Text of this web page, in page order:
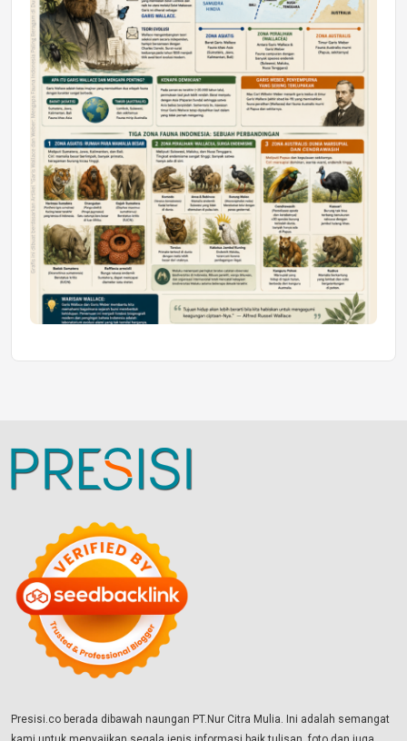
Jumat, 10 Jul 2026 19:01
Presisi.co berada dibawah naungan PT.Nur Citra Mulia. Ini adalah semangat